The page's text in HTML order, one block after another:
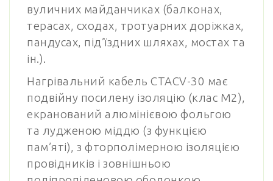
вуличних майданчиках (балконах,
терасах, сходах, тротуарних доріжках,
пандусах, під’їздних шляхах, мостах та
ін.).
Нагрівальний кабель CTACV-30 має
подвійну посилену ізоляцію (клас М2),
екранований алюмінієвою фольгою
та лудженою міддю (з функцією
пам’яті), з фторполімерною ізоляцією
провідників і зовнішньою